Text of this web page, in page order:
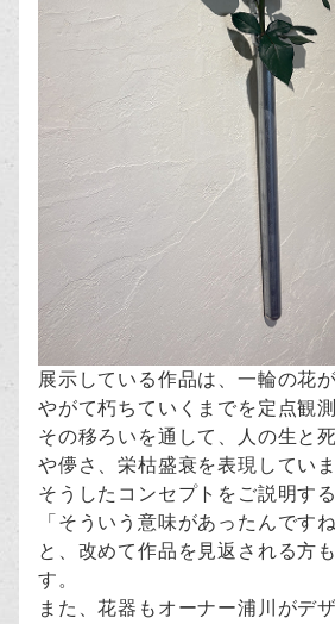
展示している作品は、一輪の花
やがて朽ちていくまでを定点観
その移ろいを通して、人の生と
や儚さ、栄枯盛衰を表現していま
そうしたコンセプトをご説明する
「そういう意味があったんですね
と、改めて作品を見返される方
す。
また、花器もオーナー浦川がデ